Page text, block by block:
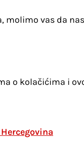
molimo vas da
o kolačićima i